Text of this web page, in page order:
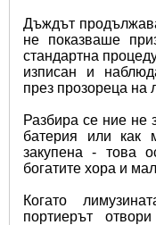
Дъждът
не показваше
стандартна
изписан и
през прозореца на
Разбира се ние не
батерия или как
закупена - това
богатите хора и
Когато
портиерът